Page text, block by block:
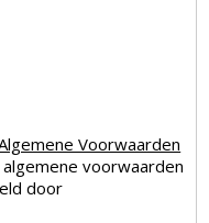
Voorwaarden
voorwaarden
door